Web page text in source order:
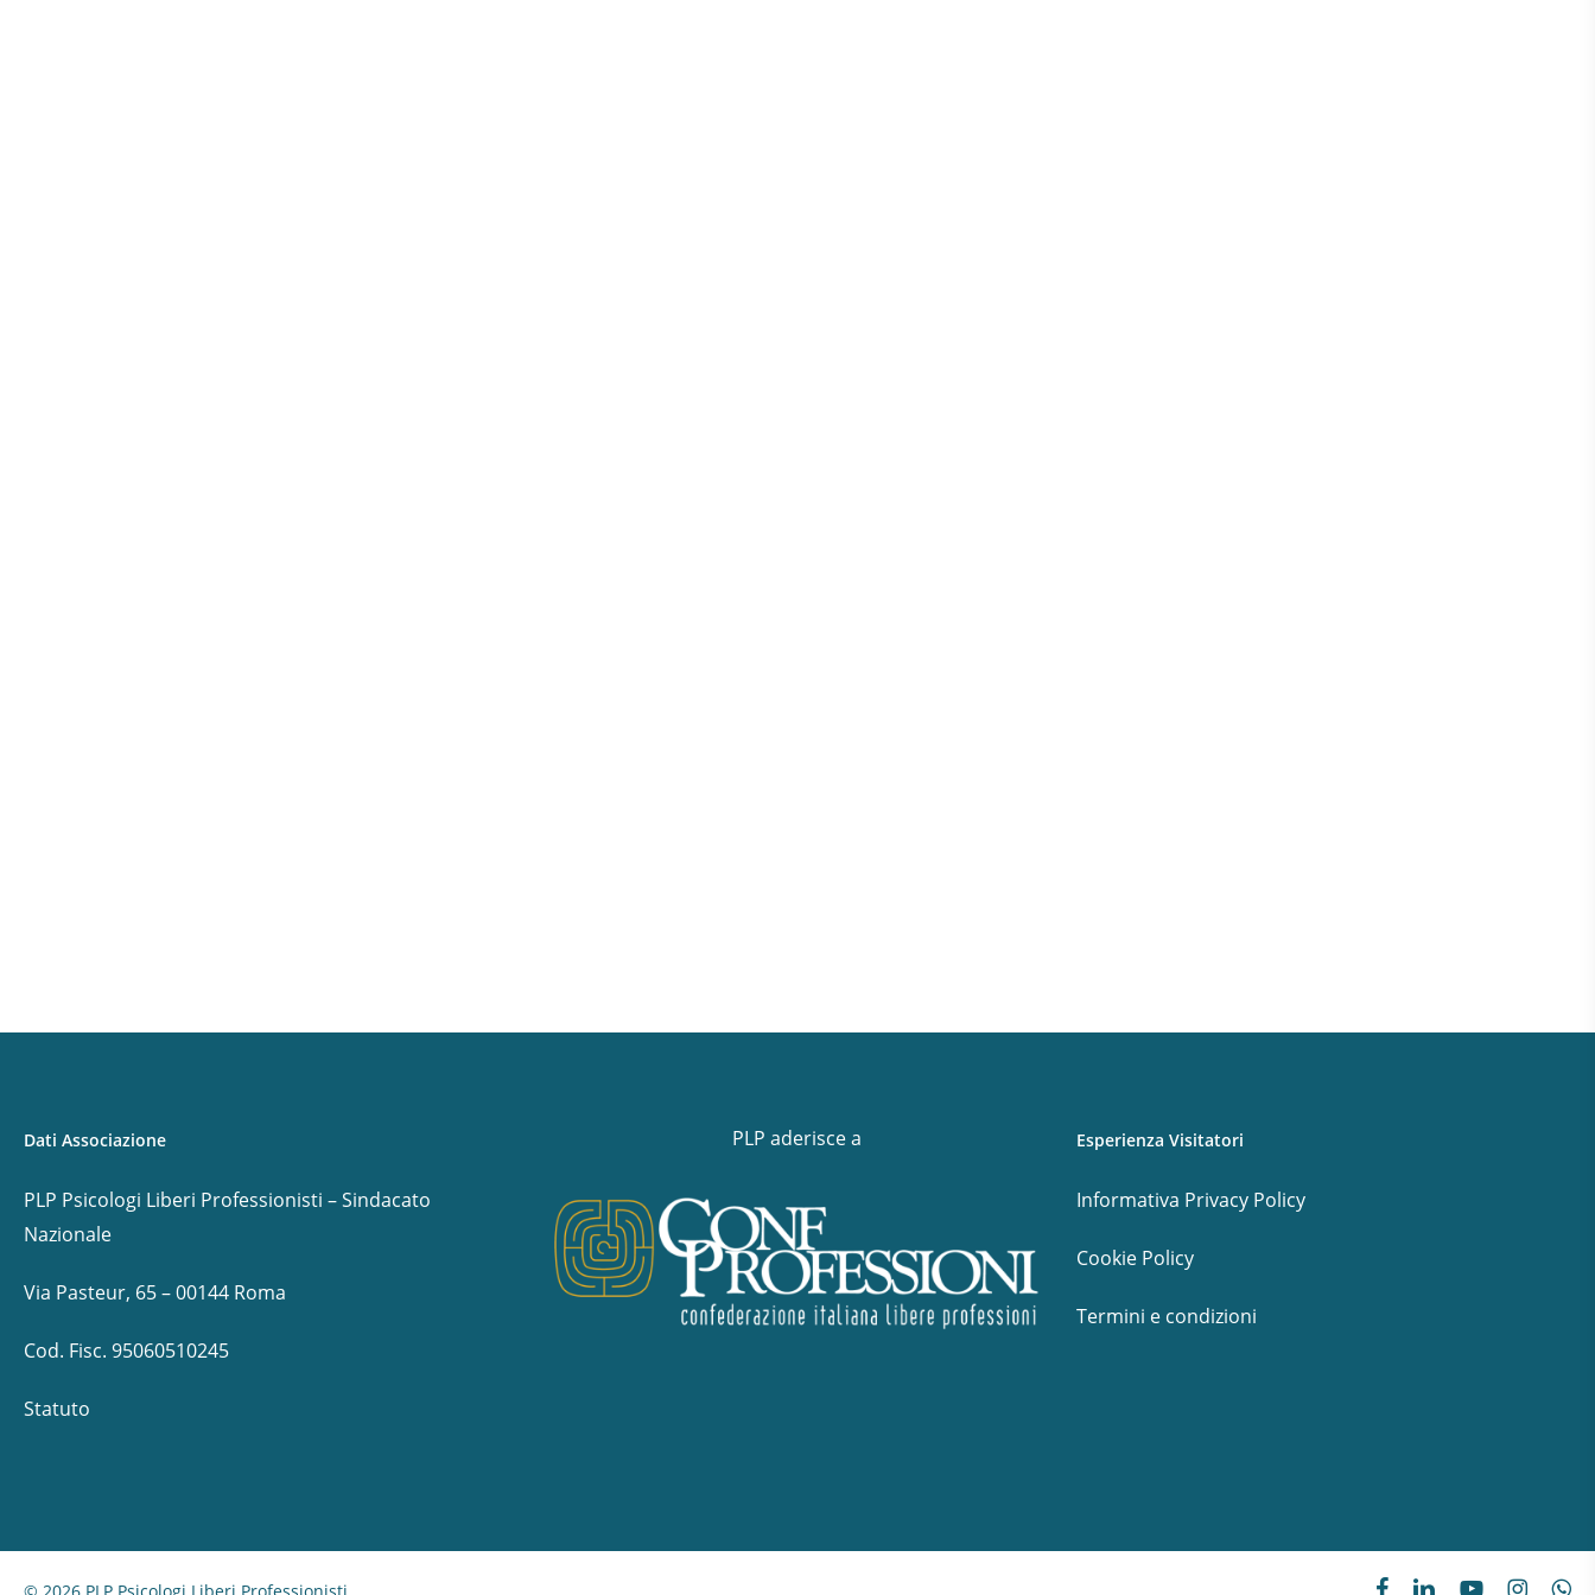
Dati Associazione
PLP Psicologi Liberi Professionisti – Sindacato
Nazionale
Via Pasteur, 65 – 00144 Roma
Cod. Fisc. 95060510245
Statuto
PLP aderisce a Esperienza Visitatori
Informativa Privacy Policy
Cookie Policy
Termini e condizioni